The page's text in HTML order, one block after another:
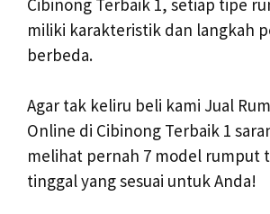
miliki karakteristik dan langkah
berbeda.
Agar tak keliru beli kami Jual
Online di Cibinong Terbaik 1
melihat pernah 7 model rumput
tinggal yang sesuai untuk Anda!